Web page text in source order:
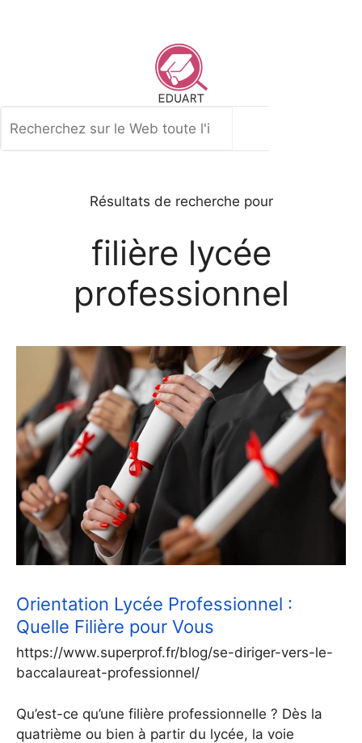
Résultats de recherche pour
filière lycée
professionnel
Orientation Lycée Professionnel :
Quelle Filière pour Vous
https://www.superprof.fr/blog/se-diriger-vers-le-
baccalaureat-professionnel/
Qu’est-ce qu’une filière professionnelle ? Dès la
quatrième ou bien à partir du lycée, la voie